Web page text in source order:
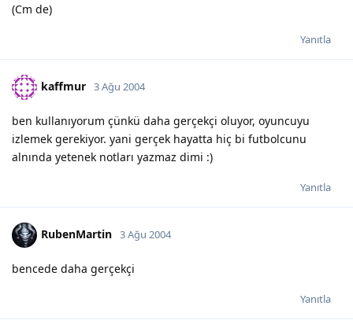
(Cm de)
Yanıtla
kaffmur 3 Ağu 2004
ben kullanıyorum çünkü daha gerçekçi oluyor, oyuncuyu
izlemek gerekiyor. yani gerçek hayatta hiç bi futbolcunu
alnında yetenek notları yazmaz dimi :)
Yanıtla
RubenMartin 3 Ağu 2004
bencede daha gerçekçi
Yanıtla